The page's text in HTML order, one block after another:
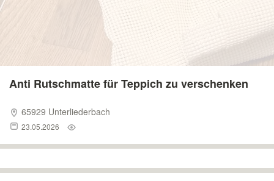
Anti Rutschmatte für Teppich zu verschenken
65929 Unterliederbach
23.05.2026